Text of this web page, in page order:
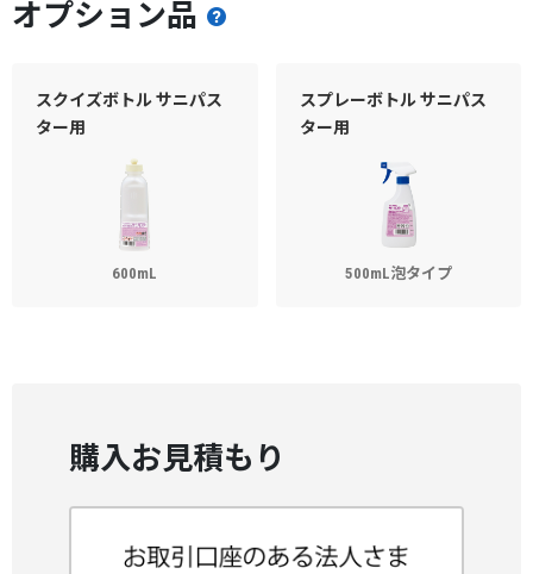
オプション品
スクイズボトル サニパス
ター用
600mL
スプレーボトル サニパス
ター用
500mL泡タイプ
購入お見積もり